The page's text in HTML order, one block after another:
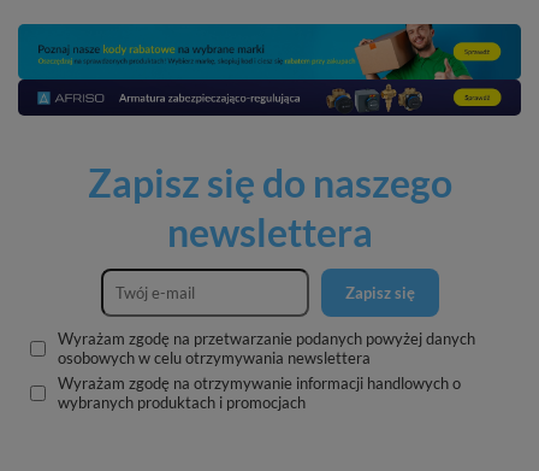
Zapisz się do naszego
newslettera
Zapisz się
Wyrażam zgodę na przetwarzanie podanych powyżej danych
osobowych w celu otrzymywania newslettera
Wyrażam zgodę na otrzymywanie informacji handlowych o
wybranych produktach i promocjach